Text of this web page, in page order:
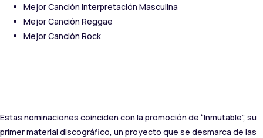
Mejor Canción Interpretación Masculina
Mejor Canción Reggae
Mejor Canción Rock
Estas nominaciones coinciden con la promoción de “Inmutable”, su
primer material discográfico, un proyecto que se desmarca de las